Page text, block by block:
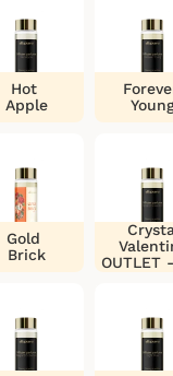
Hot
Apple
Gold
Brick
OUTLET